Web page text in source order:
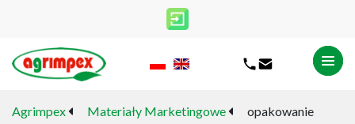
Agrimpex Materiały Marketingowe opakowanie